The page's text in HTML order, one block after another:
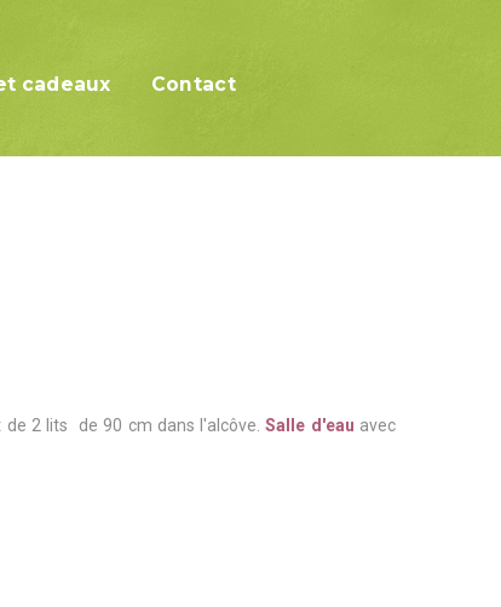
cadeaux Contact
2 lits de 90 cm dans l'alcôve.Salle d'eau avec